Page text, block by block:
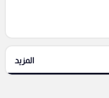
المزيد